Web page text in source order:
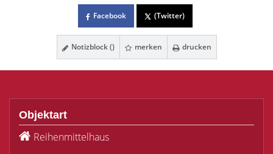
Facebook (Twitter)
Notizblock () merken drucken
Objektart
Reihenmittelhaus